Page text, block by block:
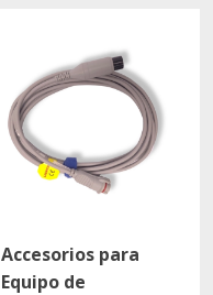
Accesorios para
Equipo de